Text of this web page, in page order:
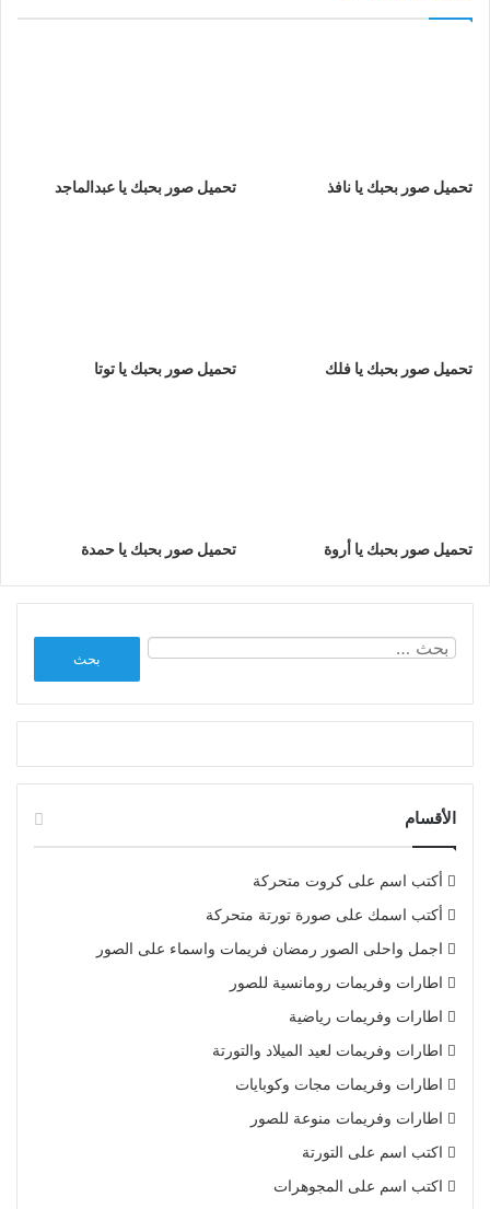
تحميل صور بحبك يا نافذ تحميل صور بحبك يا عبدالماجد
تحميل صور بحبك يا فلك تحميل صور بحبك يا توتا
تحميل صور بحبك يا أروة تحميل صور بحبك يا حمدة
الأقسام
أكتب اسم على كروت متحركة
أكتب اسمك على صورة تورتة متحركة
اجمل واحلى الصور رمضان فريمات واسماء على الصور
اطارات وفريمات رومانسية للصور
اطارات وفريمات رياضية
اطارات وفريمات لعيد الميلاد والتورتة
اطارات وفريمات مجات وكوبايات
اطارات وفريمات منوعة للصور
اكتب اسم على التورتة
اكتب اسم على المجوهرات